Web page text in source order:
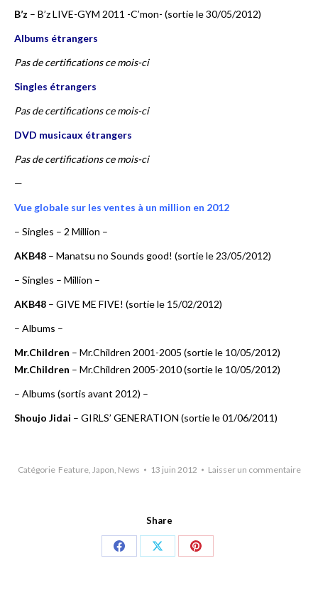
B’z – B’z LIVE-GYM 2011 -C’mon- (sortie le 30/05/2012)
Albums étrangers
Pas de certifications ce mois-ci
Singles étrangers
Pas de certifications ce mois-ci
DVD musicaux étrangers
Pas de certifications ce mois-ci
—
Vue globale sur les ventes à un million en 2012
– Singles – 2 Million –
AKB48 – Manatsu no Sounds good! (sortie le 23/05/2012)
– Singles – Million –
AKB48 – GIVE ME FIVE! (sortie le 15/02/2012)
– Albums –
Mr.Children – Mr.Children 2001-2005 (sortie le 10/05/2012)
Mr.Children – Mr.Children 2005-2010 (sortie le 10/05/2012)
– Albums (sortis avant 2012) –
Shoujo Jidai – GIRLS’ GENERATION (sortie le 01/06/2011)
Catégorie Feature, Japon, News 13 juin 2012 Laisser un commentaire
Share
Share
Share
Share